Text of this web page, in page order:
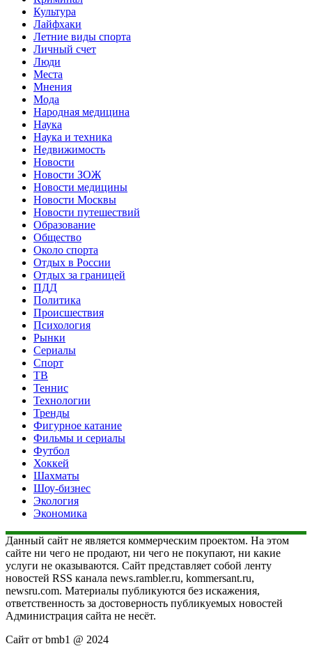
Культура
Лайфхаки
Летние виды спорта
Личный счет
Люди
Места
Мнения
Мода
Народная медицина
Наука
Наука и техника
Недвижимость
Новости
Новости ЗОЖ
Новости медицины
Новости Москвы
Новости путешествий
Образование
Общество
Около спорта
Отдых в России
Отдых за границей
ПДД
Политика
Происшествия
Психология
Рынки
Сериалы
Спорт
ТВ
Теннис
Технологии
Тренды
Фигурное катание
Фильмы и сериалы
Футбол
Хоккей
Шахматы
Шоу-бизнес
Экология
Экономика
Данный сайт не является коммерческим проектом. На этом
сайте ни чего не продают, ни чего не покупают, ни какие
услуги не оказываются. Сайт представляет собой ленту
новостей RSS канала news.rambler.ru, kommersant.ru,
newsru.com. Материалы публикуются без искажения,
ответственность за достоверность публикуемых новостей
Администрация сайта не несёт.
Сайт от bmb1 @ 2024